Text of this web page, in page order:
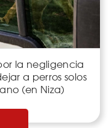
la negligencia
a perros solos
(en Niza)